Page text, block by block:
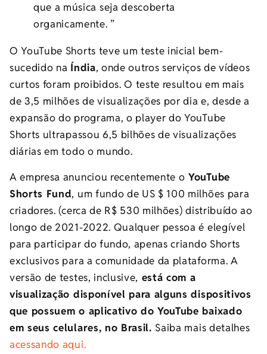
que a música seja descoberta
organicamente. ”
O YouTube Shorts teve um teste inicial bem-
sucedido na Índia, onde outros serviços de vídeos
curtos foram proibidos. O teste resultou em mais
de 3,5 milhões de visualizações por dia e, desde a
expansão do programa, o player do YouTube
Shorts ultrapassou 6,5 bilhões de visualizações
diárias em todo o mundo.
A empresa anunciou recentemente o YouTube
Shorts Fund, um fundo de US $ 100 milhões para
criadores. (cerca de R$ 530 milhões) distribuído ao
longo de 2021-2022. Qualquer pessoa é elegível
para participar do fundo, apenas criando Shorts
exclusivos para a comunidade da plataforma. A
versão de testes, inclusive, está com a
visualização disponível para alguns dispositivos
que possuem o aplicativo do YouTube baixado
em seus celulares, no Brasil. Saiba mais detalhes
acessando aqui.